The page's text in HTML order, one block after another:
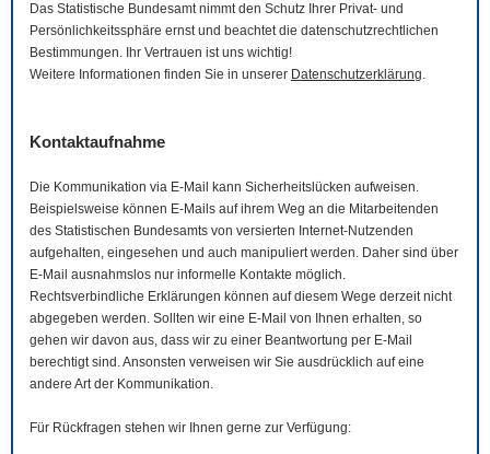
Das Statistische Bundesamt nimmt den Schutz Ihrer Privat- und
Persönlichkeitssphäre ernst und beachtet die datenschutzrechtlichen
Bestimmungen. Ihr Vertrauen ist uns wichtig!
Weitere Informationen finden Sie in unserer Datenschutzerklärung.
Kontaktaufnahme
Die Kommunikation via E-Mail
kann Sicherheitslücken aufweisen.
Beispielsweise können E-Mails auf ihrem Weg an die Mitarbeitenden
des Statistischen Bundesamts von versierten Internet-Nutzenden
aufgehalten, eingesehen und auch manipuliert werden. Daher sind über
E-Mail ausnahmslos nur informelle Kontakte möglich.
Rechtsverbindliche Erklärungen können auf diesem Wege derzeit nicht
abgegeben werden. Sollten wir eine E-Mail von Ihnen erhalten, so
gehen wir davon aus, dass wir zu einer Beantwortung per E-Mail
berechtigt sind. Ansonsten verweisen wir Sie ausdrücklich auf eine
andere Art der Kommunikation.
Für Rückfragen stehen wir Ihnen gerne zur Verfügung: